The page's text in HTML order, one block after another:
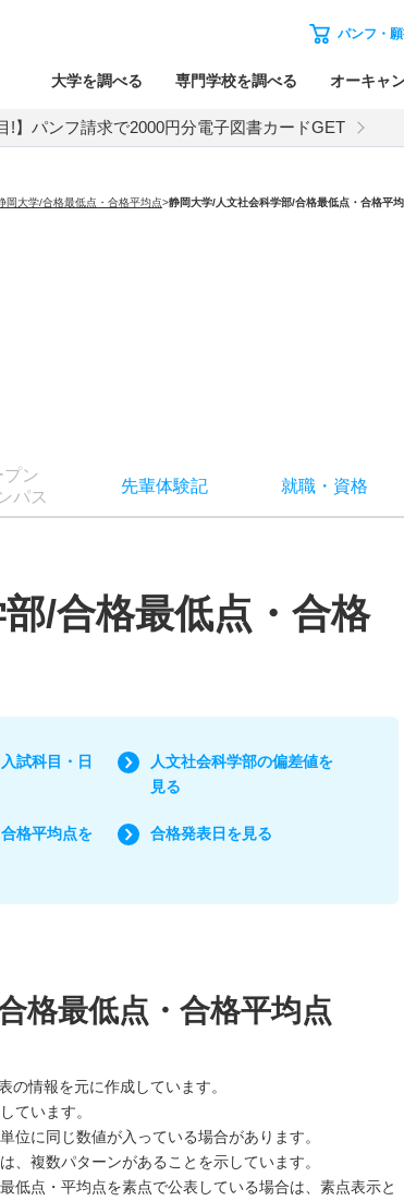
パンフ・
大学を調べる 専門学校を調べる オーキャ
!】パンフ請求で2000円分電子図書カードGET
岡大学/合格最低点・合格平均点>静岡大学/人文社会科学部/合格最低点・合格平
プン
パス
先輩体験記 就職・ 資格
/合格最低点・合格
試科目・日
人文社会科学部の偏差値を
見る
格平均点を
合格発表日を見る
格最低点・合格平均点
の情報を元に作成しています。
ています。
位に同じ数値が入っている場合があります。
、複数パターンがあることを示しています。
低点・平均点を素点で公表している場合は、素点表示と